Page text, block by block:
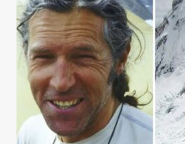
DOCUMENTALES
DE
MONTAÑA
Y
ALPINISMO